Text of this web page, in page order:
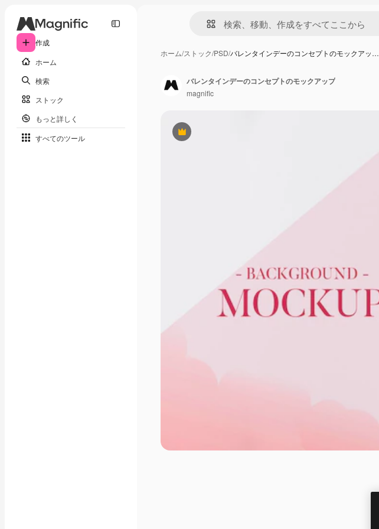
作成
ホーム
検索
ストック
もっと詳しく
すべてのツール
ホーム/ストック/PSD/バレンタインデーのコンセプトのモックアッ…
Premium
バレンタインデーのコンセプトのモックアップ
magnific